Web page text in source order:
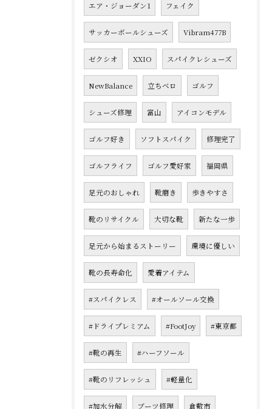
エア・ジョーダン1 フェイク
サッカーボールシューズ Vibram477B
ゼクシオ XXIO スパイクレシューズ
NewBalance 立ちベロ ゴルフ
シューズ修理 富山 アイコンモデル
ゴルフ好き ソフトスパイク 修理完了
ゴルフライフ ゴルフ愛好家 福岡県
足元のおしゃれ 靴磨き 歩きやすさ
靴のリサイクル 大切な靴 新たな一歩
足元から始まるストーリー 環境に優しい
靴の長寿命化 愛着アイテム
#スパイクレス #オールソール交換
#ドライプレミアム #FootJoy #東京都
#靴の再生 #ハーフソール
#靴のリフレッシュ #軽量化
#加水分解 ブーツ修理 倉敷市